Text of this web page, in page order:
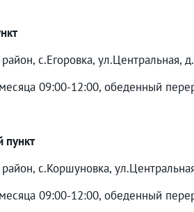
с.Егоровка, ул.Центральная,
09:00-12:00, обеденный
пункт
с.Коршуновка,
09:00-12:00, обеденный